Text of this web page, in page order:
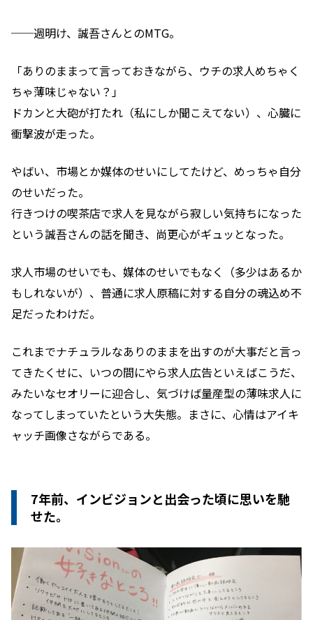
──週明け、誠吾さんとのMTG。
「ありのままって言っておきながら、ウチの求人めちゃく
ちゃ薄味じゃない？」
ドカンと大砲が打たれ（私にしか聞こえてない）、心臓に
衝撃波が走った。
やばい、市場とか媒体のせいにしてたけど、めっちゃ自分
のせいだった。
行きつけの喫茶店で求人を見ながら寂しい気持ちになった
という誠吾さんの話を聞き、尚更心がギュッとなった。
求人市場のせいでも、媒体のせいでもなく（多少はあるか
もしれないが）、普通に求人原稿に対する自分の魂込め不
足だったわけだ。
これまでナチュラルなありのままを出すのが大事だと言っ
てきたくせに、いつの間にやら求人広告といえばこうだ、
みたいなセオリーに迎合し、気づけば量産型の薄味求人に
なってしまっていたという大失態。まさに、心情はアイキ
ャッチ画像さながらである。
7年前、インビジョンと出会った頃に思いを馳
せた。